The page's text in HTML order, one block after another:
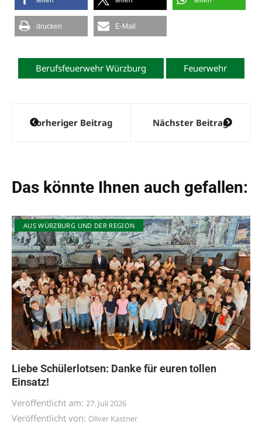
drucken E-Mail
Berufsfeuerwehr Würzburg Feuerwehr
Beitragsnavigation
Vorheriger Beitrag Nächster Beitrag
Das könnte Ihnen auch gefallen:
AUS WÜRZBURG UND DER REGION
Liebe Schülerlotsen: Danke für euren tollen
Einsatz!
Veröffentlicht am: 27. Juli 2026
Veröffentlicht von: Oliver Kastner